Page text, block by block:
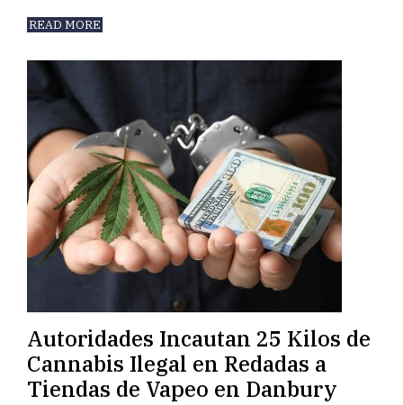
READ MORE
Autoridades Incautan 25 Kilos de
Cannabis Ilegal en Redadas a
Tiendas de Vapeo en Danbury